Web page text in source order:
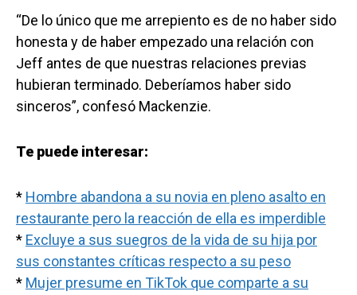
“De lo único que me arrepiento es de no haber sido
honesta y de haber empezado una relación con
Jeff antes de que nuestras relaciones previas
hubieran terminado. Deberíamos haber sido
sinceros”, confesó Mackenzie.
Te puede interesar:
* Hombre abandona a su novia en pleno asalto en
restaurante pero la reacción de ella es imperdible
* Excluye a sus suegros de la vida de su hija por
sus constantes críticas respecto a su peso
* Mujer presume en TikTok que comparte a su